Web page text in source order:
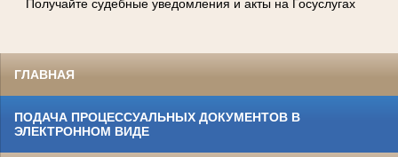
Получайте судебные уведомления и акты на Госуслугах
ГЛАВНАЯ
ПОДАЧА ПРОЦЕССУАЛЬНЫХ ДОКУМЕНТОВ В
ЭЛЕКТРОННОМ ВИДЕ